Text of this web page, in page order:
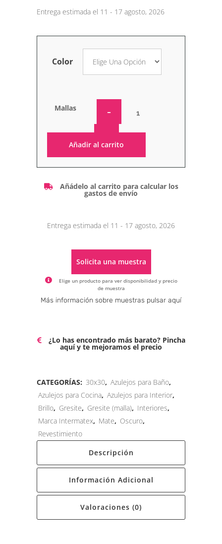
Entrega estimada el 11 - 17 agosto, 2026
Color
Mallas
Añadir al carrito
Añádelo al carrito para calcular los
gastos de envío
Entrega estimada el 11 - 17 agosto, 2026
Solicita una muestra
Elige un producto para ver disponibilidad y precio
de muestra
Alternative:
Más información sobre muestras pulsar aquí
¿Lo has encontrado más barato? Pincha
aquí y te mejoramos el precio
CATEGORÍAS: 30x30, Azulejos para Baño,
Azulejos para Cocina, Azulejos para Interior,
Brillo, Gresite, Gresite (malla), Interiores,
Marca Intermatex, Mate, Oscuro,
Revestimiento
Descripción
Información Adicional
Valoraciones (0)